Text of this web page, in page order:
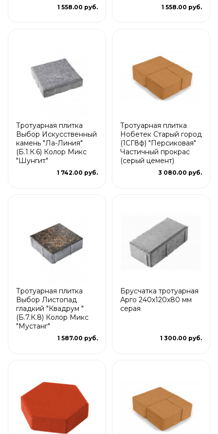
1 558.00 руб. 1 558.00 руб.
Тротуарная плитка
Выбор Искусственный
камень "Ла-Линия"
(Б.1.К.6) Колор Микс
"Шунгит"
1 742.00 руб.
Тротуарная плитка
Нобетек Старый город
(1СГ8ф) "Персиковая"
Частичный прокрас
(серый цемент)
3 080.00 руб.
Тротуарная плитка
Выбор Листопад
гладкий "Квадрум "
(Б.7.К.8) Колор Микс
"Мустанг"
1 587.00 руб.
Брусчатка тротуарная
Арго 240x120x80 мм
серая
1 300.00 руб.